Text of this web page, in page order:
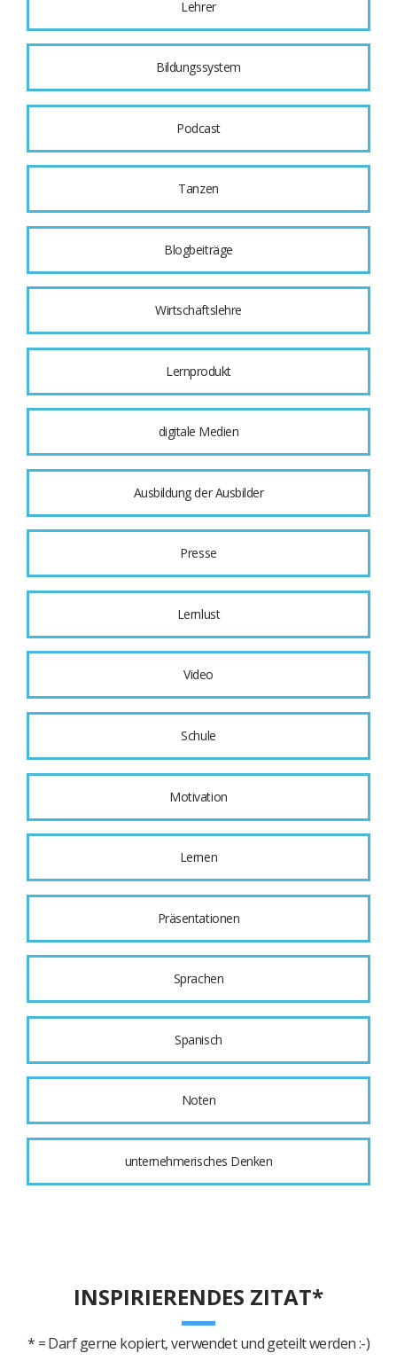
Lehrer
Bildungssystem
Podcast
Tanzen
Blogbeiträge
Wirtschaftslehre
Lernprodukt
digitale Medien
Ausbildung der Ausbilder
Presse
Lernlust
Video
Schule
Motivation
Lernen
Präsentationen
Sprachen
Spanisch
Noten
unternehmerisches Denken
INSPIRIERENDES ZITAT*
* = Darf gerne kopiert, verwendet und geteilt werden :-)